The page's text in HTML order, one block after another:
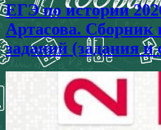
ЕГЭ по истории
Артасова. Сборник
заданий (задания и